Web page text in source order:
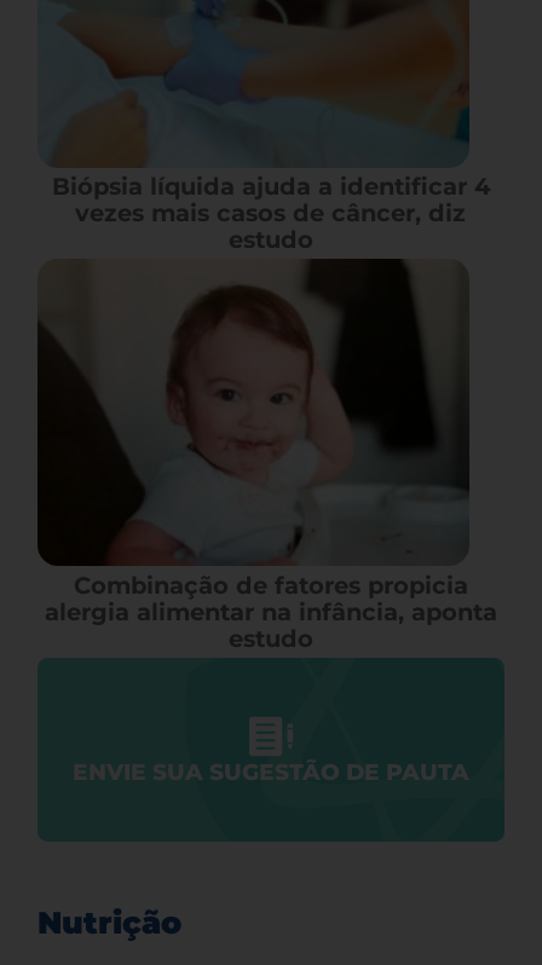
Biópsia líquida ajuda a identificar 4
vezes mais casos de câncer, diz
estudo
Combinação de fatores propicia
alergia alimentar na infância, aponta
estudo
ENVIE SUA SUGESTÃO DE PAUTA
Nutrição